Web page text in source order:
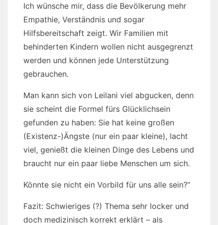
Ich wünsche mir, dass die Bevölkerung mehr
Empathie, Verständnis und sogar
Hilfsbereitschaft zeigt. Wir Familien mit
behinderten Kindern wollen nicht ausgegrenzt
werden und können jede Unterstützung
gebrauchen.
Man kann sich von Leilani viel abgucken, denn
sie scheint die Formel fürs Glücklichsein
gefunden zu haben: Sie hat keine großen
(Existenz-)Ängste (nur ein paar kleine), lacht
viel, genießt die kleinen Dinge des Lebens und
braucht nur ein paar liebe Menschen um sich.
Könnte sie nicht ein Vorbild für uns alle sein?“
Fazit: Schwieriges (?) Thema sehr locker und
doch medizinisch korrekt erklärt – als